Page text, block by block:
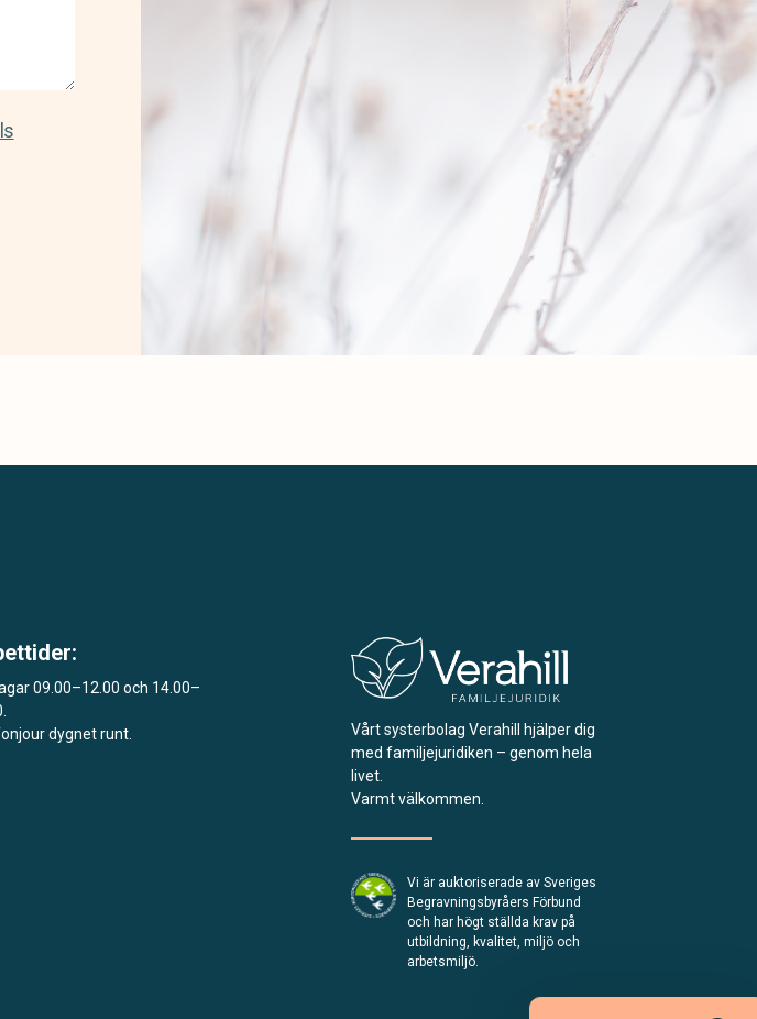
09.00–12.00 och 14.00–
dygnet runt.
Vårt systerbolag Verahill hjälper dig
med familjejuridiken – genom hela
livet.
Varmt välkommen.
Vi är auktoriserade av Sveriges
Begravningsbyråers Förbund
och har högt ställda krav på
utbildning, kvalitet, miljö och
arbetsmiljö.